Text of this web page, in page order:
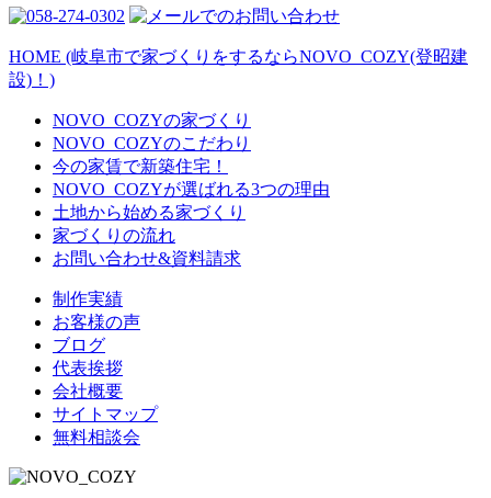
HOME (岐阜市で家づくりをするならNOVO_COZY(登昭建
設)！)
NOVO_COZYの家づくり
NOVO_COZYのこだわり
今の家賃で新築住宅！
NOVO_COZYが選ばれる3つの理由
土地から始める家づくり
家づくりの流れ
お問い合わせ&資料請求
制作実績
お客様の声
ブログ
代表挨拶
会社概要
サイトマップ
無料相談会